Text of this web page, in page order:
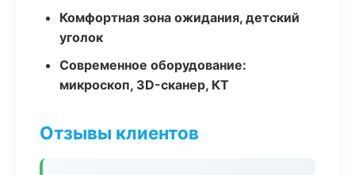
Комфортная зона ожидания, детский
уголок
Современное оборудование:
микроскоп, 3D-сканер, КТ
Отзывы клиентов